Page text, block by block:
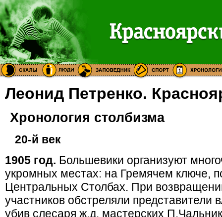
Леонид Петренко.
Хронология столбизма
20-й век
1905 год. Большевики организуют
укромных местах: на Гремячем ключе,
Центральных Столбах. При
участников обстреляли представители
убив слесаря ж.д. мастерских